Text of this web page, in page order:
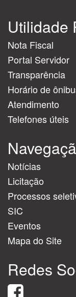
Utilidade
Nota Fiscal
Portal Servidor
Transparência
Horário de
Atendimento
Telefones úteis
Notícias
Licitação
Processos
SIC
Eventos
Mapa do Site
Redes